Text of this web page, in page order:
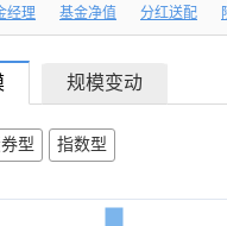
经理 基金净值 分红送配
规模变动
型 指数型